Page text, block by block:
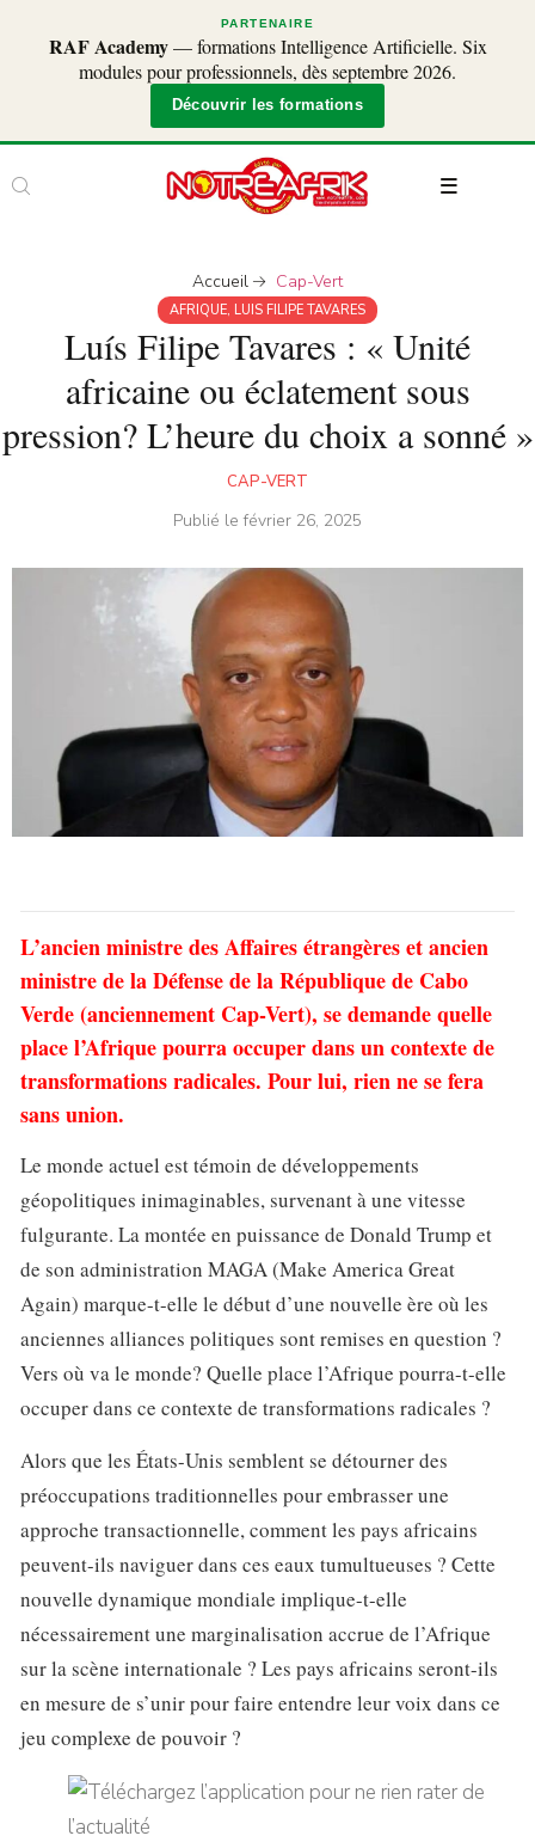
PARTENAIRE
RAF Academy— formations Intelligence Artificielle. Six
modules pour professionnels, dès septembre 2026.
Découvrir les formations
Accueil Cap-Vert
AFRIQUE, LUIS FILIPE TAVARES
Luís Filipe Tavares : « Unité
africaine ou éclatement sous
pression? L’heure du choix a sonné »
CAP-VERT
Publié lefévrier 26, 2025
L’ancien ministre des Affaires étrangères et ancien
ministre de la Défense de la République de Cabo
Verde (anciennement Cap-Vert), se demande quelle
place l’Afrique pourra occuper dans un contexte de
transformations radicales. Pour lui, rien ne se fera
sans union.
Le monde actuel est témoin de développements
géopolitiques inimaginables, survenant à une vitesse
fulgurante. La montée en puissance de Donald Trump et
de son administration MAGA (Make America Great
Again) marque-t-elle le début d’une nouvelle ère où les
anciennes alliances politiques sont remises en question ?
Vers où va le monde? Quelle place l’Afrique pourra-t-elle
occuper dans ce contexte de transformations radicales ?
Alors que les États-Unis semblent se détourner des
préoccupations traditionnelles pour embrasser une
approche transactionnelle, comment les pays africains
peuvent-ils naviguer dans ces eaux tumultueuses ? Cette
nouvelle dynamique mondiale implique-t-elle
nécessairement une marginalisation accrue de l’Afrique
sur la scène internationale ? Les pays africains seront-ils
en mesure de s’unir pour faire entendre leur voix dans ce
jeu complexe de pouvoir ?